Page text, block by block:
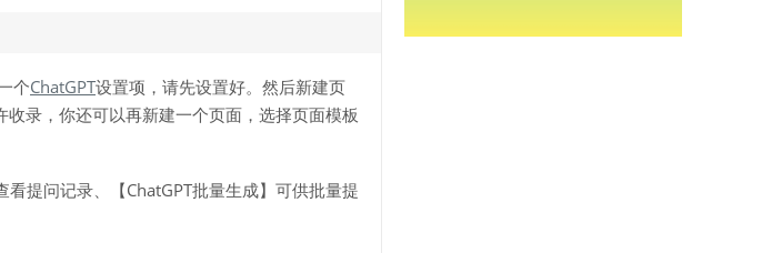
个ChatGPT设置项，请先设置好。然后新建页
录，你还可以再新建一个页面，选择页面模板
提问记录、【ChatGPT批量生成】可供批量提